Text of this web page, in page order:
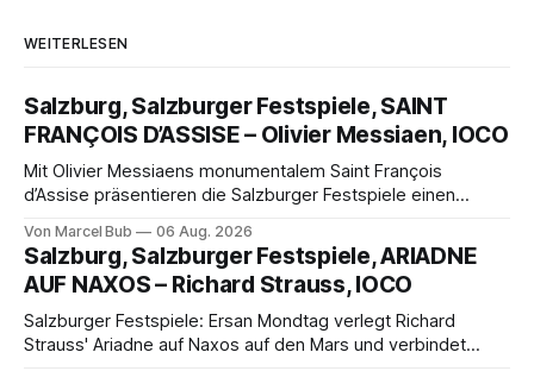
WEITERLESEN
Salzburg, Salzburger Festspiele, SAINT
FRANÇOIS D’ASSISE – Olivier Messiaen, IOCO
Mit Olivier Messiaens monumentalem Saint François
d’Assise präsentieren die Salzburger Festspiele einen
eine bildgewaltige Inszenierung, Maxime Pascal entfaltet
die komplexe Partitur eindrucksvoll, Philippe Sly berührt als
Franziskus.
Von Marcel Bub 06 Aug. 2026
Salzburg, Salzburger Festspiele, ARIADNE
AUF NAXOS – Richard Strauss, IOCO
Salzburger Festspiele: Ersan Mondtag verlegt Richard
Strauss' Ariadne auf Naxos auf den Mars und verbindet